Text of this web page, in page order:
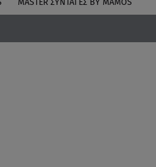
MASTER ΣΥΝΤΑΓΈΣ BY MAMOS